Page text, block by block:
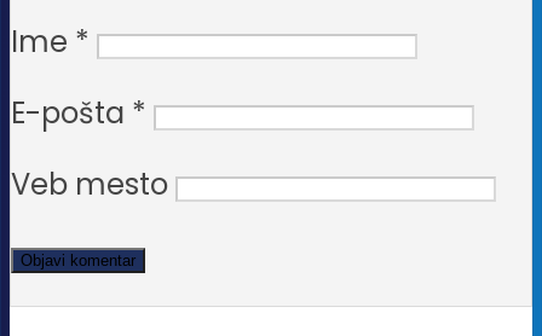
Ime *
E-pošta *
Veb mesto